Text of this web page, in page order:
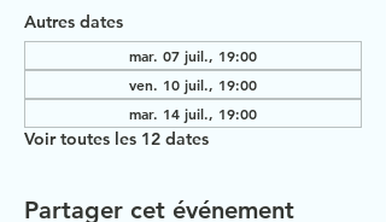
Autres dates
mar. 07 juil., 19:00
ven. 10 juil., 19:00
mar. 14 juil., 19:00
Voir toutes les 12 dates
Partager cet événement